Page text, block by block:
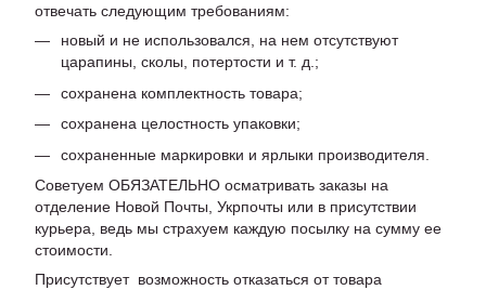
отвечать следующим требованиям:
новый и не использовался, на нем отсутствуют
царапины, сколы, потертости и т. д.;
сохранена комплектность товара;
сохранена целостность упаковки;
сохраненные маркировки и ярлыки производителя.
Советуем ОБЯЗАТЕЛЬНО осматривать заказы на
отделение Новой Почты, Укрпочты или в присутствии
курьера, ведь мы страхуем каждую посылку на сумму ее
стоимости.
Присутствует возможность отказаться от товара